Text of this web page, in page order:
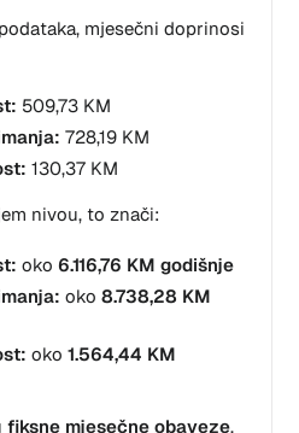
mjesečni doprinosi
509,73 KM
728,19 KM
130,37 KM
nivou, to znači:
oko6.116,76 KM godišnje
oko8.738,28 KM
oko1.564,44 KM
fiksne mjesečne obaveze,